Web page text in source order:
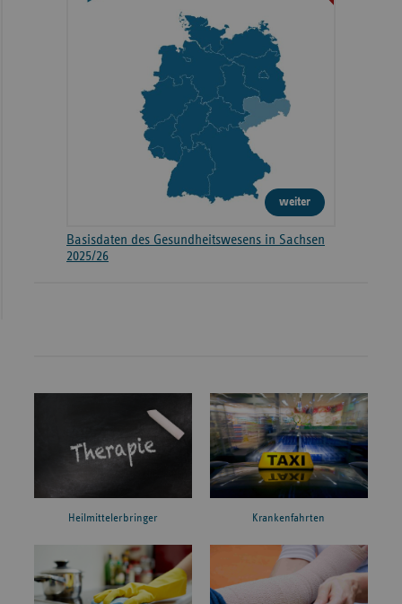
weiter
Basisdaten des Gesundheitswesens in Sachsen
2025/26
Heilmittelerbringer Krankenfahrten